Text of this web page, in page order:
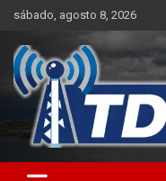
Skip
content
sábado, agosto 8, 2026